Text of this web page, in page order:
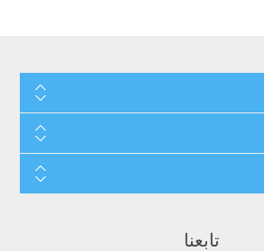
تابعنا